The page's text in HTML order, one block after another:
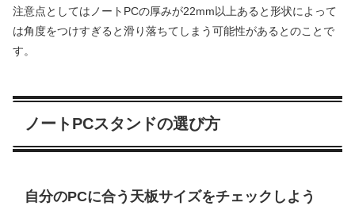
注意点としてはノートPCの厚みが22mm以上あると形状によって
は角度をつけすぎると滑り落ちてしまう可能性があるとのことで
す。
ノートPCスタンドの選び方
自分のPCに合う天板サイズをチェックしよう